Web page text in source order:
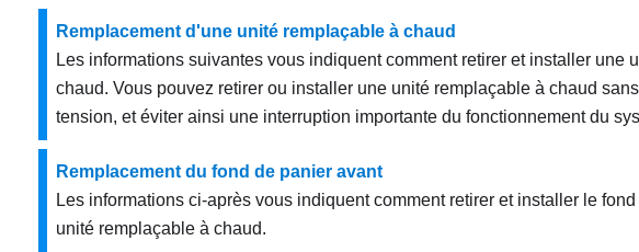
Remplacement d'une unité remplaçable à chaud
Les informations suivantes vous indiquent comment retirer et installer une
chaud. Vous pouvez retirer ou installer une unité remplaçable à chaud
tension, et éviter ainsi une interruption importante du fonctionnement du
Remplacement du fond de panier avant
Les informations ci-après vous indiquent comment retirer et installer le
unité remplaçable à chaud.